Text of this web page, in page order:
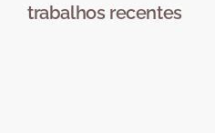
trabalhos recentes